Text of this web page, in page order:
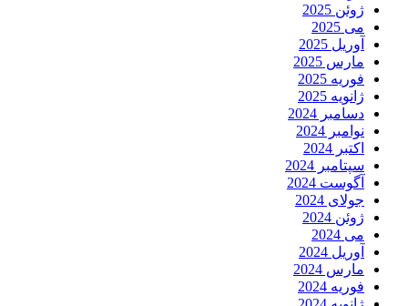
ژوئن 2025
می 2025
آوریل 2025
مارس 2025
فوریه 2025
ژانویه 2025
دسامبر 2024
نوامبر 2024
اکتبر 2024
سپتامبر 2024
آگوست 2024
جولای 2024
ژوئن 2024
می 2024
آوریل 2024
مارس 2024
فوریه 2024